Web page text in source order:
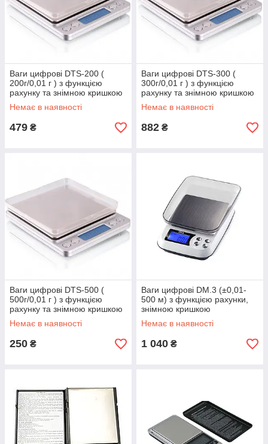
Ваги цифрові DTS-200 (
200г/0,01 г ) з функцією
рахунку та знімною кришкою
Немає в наявності
479 ₴
Ваги цифрові DTS-300 (
300г/0,01 г ) з функцією
рахунку та знімною кришкою
Немає в наявності
882 ₴
Ваги цифрові DTS-500 (
500г/0,01 г ) з функцією
рахунку та знімною кришкою
Немає в наявності
250 ₴
Ваги цифрові DM.3 (±0,01-
500 м) з функцією рахунки,
знімною кришкою
Немає в наявності
1 040 ₴